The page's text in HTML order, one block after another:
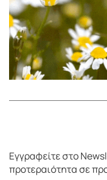
Εγγραφείτε στο
προτεραιότητα σε